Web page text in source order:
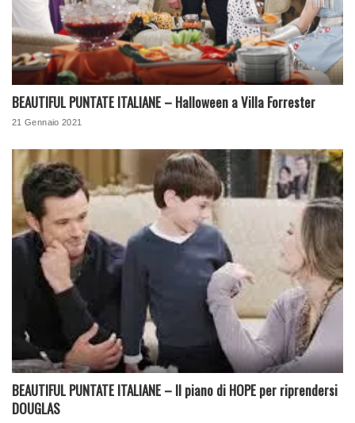
BEAUTIFUL PUNTATE ITALIANE – Halloween a Villa Forrester
21 Gennaio 2021
BEAUTIFUL PUNTATE ITALIANE – Il piano di HOPE per riprendersi
DOUGLAS